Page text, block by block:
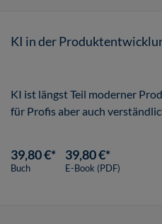
KI in der
KI ist längst Teil moderner
für Profis aber auch
39,80 €*
Buch
39,80 €*
E-Book (PDF)